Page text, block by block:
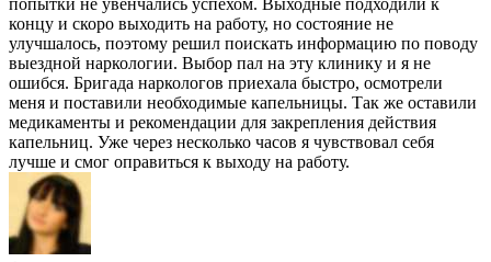
концу и скоро выходить на работу, но состояние не
улучшалось, поэтому решил поискать информацию по поводу
выездной наркологии. Выбор пал на эту клинику и я не
ошибся. Бригада наркологов приехала быстро, осмотрели
меня и поставили необходимые капельницы. Так же оставили
медикаменты и рекомендации для закрепления действия
капельниц. Уже через несколько часов я чувствовал себя
лучше и смог оправиться к выходу на работу.